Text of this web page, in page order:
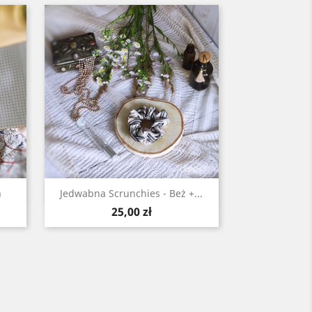
Jedwabna Scrunchies - Beż +...
Cena
25,00 zł
Szybki podgląd